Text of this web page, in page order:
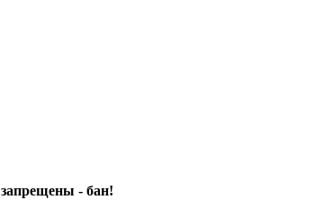
запрещены - бан!